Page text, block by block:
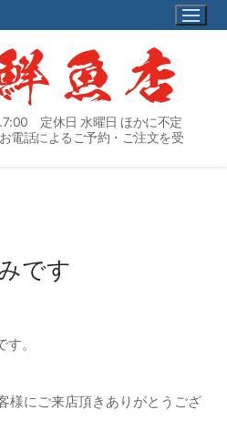
定休日 水曜日 ほかに不定
話によるご予約・ご注文を受
です
。
様にご来店頂きありがとうござ